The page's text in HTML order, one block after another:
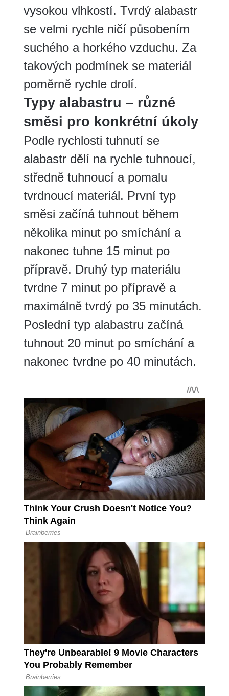
vysokou vlhkostí. Tvrdý alabastr
se velmi rychle ničí působením
suchého a horkého vzduchu. Za
takových podmínek se materiál
poměrně rychle drolí.
Typy alabastru – různé
směsi pro konkrétní úkoly
Podle rychlosti tuhnutí se
alabastr dělí na rychle tuhnoucí,
středně tuhnoucí a pomalu
tvrdnoucí materiál. První typ
směsi začíná tuhnout během
několika minut po smíchání a
nakonec tuhne 15 minut po
přípravě. Druhý typ materiálu
tvrdne 7 minut po přípravě a
maximálně tvrdý po 35 minutách.
Poslední typ alabastru začíná
tuhnout 20 minut po smíchání a
nakonec tvrdne po 40 minutách.